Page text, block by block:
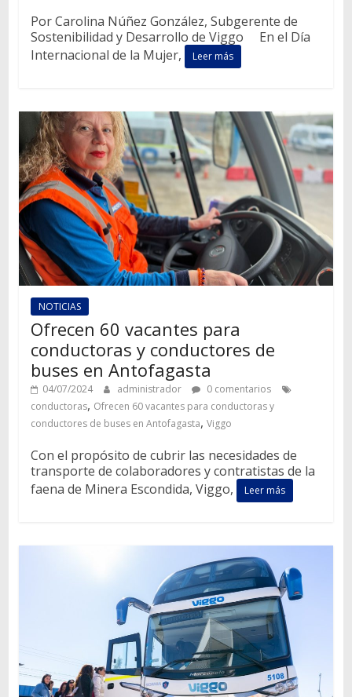
Por Carolina Núñez González, Subgerente de
Sostenibilidad y Desarrollo de Viggo En el Día
Internacional de la Mujer,
Leer más
NOTICIAS
Ofrecen 60 vacantes para
conductoras y conductores de
buses en Antofagasta
04/07/2024 administrador
0 comentarios
conductoras, Ofrecen 60 vacantes para conductoras y
conductores de buses en Antofagasta, Viggo
Con el propósito de cubrir las necesidades de
transporte de colaboradores y contratistas de la
faena de Minera Escondida, Viggo,
Leer más